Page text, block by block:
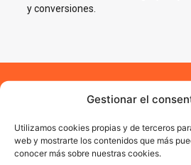
Gestionar el
Utilizamos cookies propias y de terceros
web y mostrarte los contenidos que más
conocer más sobre nuestras cookies.
y conversiones.
Impulsamos tu
Redes Sociales
En AJA Publicidad te ayudamos a